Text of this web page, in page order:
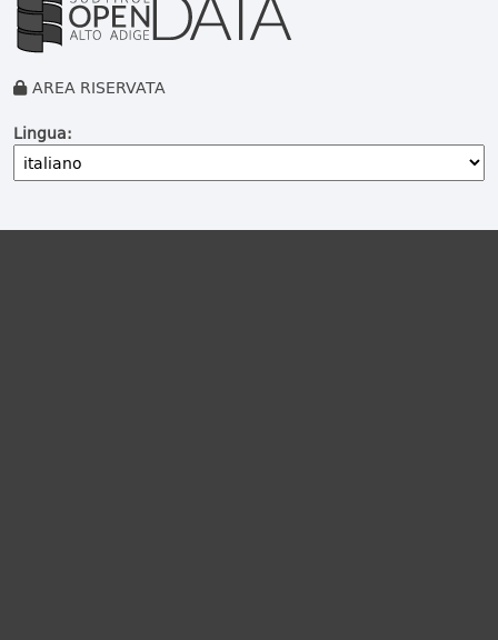
AREA RISERVATA
Lingua